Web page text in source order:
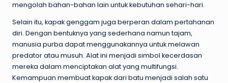
mengolah bahan-bahan lain untuk kebutuhan sehari-hari.
Selain itu, kapak genggam juga berperan dalam pertahanan
diri. Dengan bentuknya yang sederhana namun tajam,
manusia purba dapat menggunakannya untuk melawan
predator atau musuh. Alat ini menjadi simbol kecerdasan
mereka dalam menciptakan alat yang multifungsi.
Kemampuan membuat kapak dari batu menjadi salah satu